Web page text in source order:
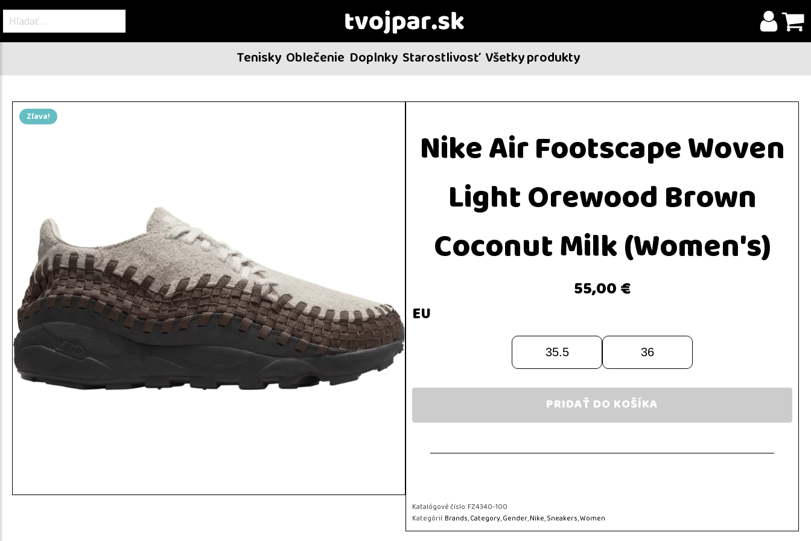
Tenisky Oblečenie Doplnky Starostlivosť Všetky produkty
Zľava!
Nike Air Footscape Woven
Light Orewood Brown
Coconut Milk (Women's)
55,00 €
EU
35.5 36
PRIDAŤ DO KOŠÍKA
Katalógové číslo:FZ4340-100
Kategórií:Brands,Category,Gender,Nike,Sneakers,Women